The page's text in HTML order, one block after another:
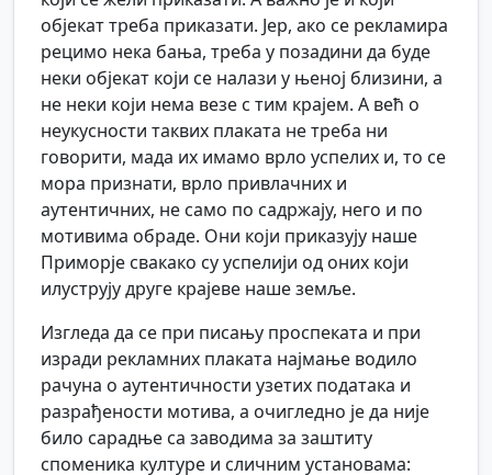
објекат треба приказати. Јер, ако се рекламира
рецимо нека бања, треба у позадини да буде
неки објекат који се налази у њеној близини, а
не неки који нема везе с тим крајем. А већ о
неукусности таквих плаката не треба ни
говорити, мада их имамо врло успелих и, то се
мора признати, врло привлачних и
аутентичних, не само по садржају, него и по
мотивима обраде. Они који приказују наше
Приморје свакако су успелији од оних који
илуструју друге крајеве наше земље.
Изгледа да се при писању проспеката и при
изради рекламних плаката најмање водило
рачуна о аутентичности узетих података и
разрађености мотива, а очигледно је да није
било сарадње са заводима за заштиту
споменика културе и сличним установама: